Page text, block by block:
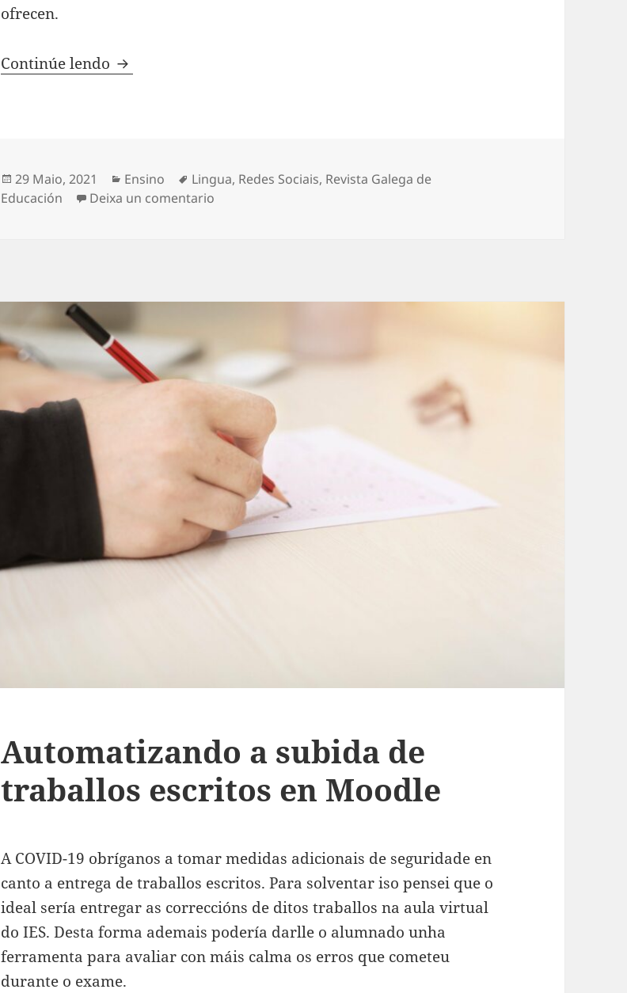
ofrecen.
Continúe lendo Redes sociais e lingua
Publicado
o
29 Maio, 2021 Categorias
Ensino Etiquetas
Lingua, Redes Sociais, Revista Galega de
Educación
Deixa un comentario
Automatizando a subida de
traballos escritos en Moodle
A COVID-19 obríganos a tomar medidas adicionais de seguridade en
canto a entrega de traballos escritos. Para solventar iso pensei que o
ideal sería entregar as correccións de ditos traballos na aula virtual
do IES. Desta forma ademais podería darlle o alumnado unha
ferramenta para avaliar con máis calma os erros que cometeu
durante o exame.